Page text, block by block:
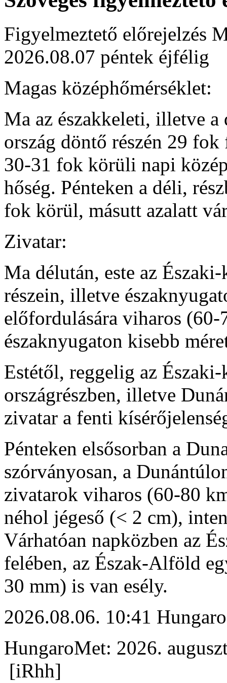
Figyelmeztető előrejelzés
2026.08.07 péntek éjfélig
Magas középhőmérséklet:
Ma az északkeleti, illetve
ország döntő részén 29
30-31 fok körüli napi
hőség. Pénteken a déli,
fok körül, másutt azalatt
Zivatar:
Ma délután, este az
részein, illetve
előfordulására viharos
északnyugaton kisebb
Estétől, reggelig az
országrészben, illetve
zivatar a fenti
Pénteken elsősorban a
szórványosan, a
zivatarok viharos (60-80
néhol jégeső (< 2 cm),
Várhatóan napközben az
felében, az Észak-Alföld
30 mm) is van esély.
2026.08.06. 10:41
HungaroMet: 2026.
[iRhh]